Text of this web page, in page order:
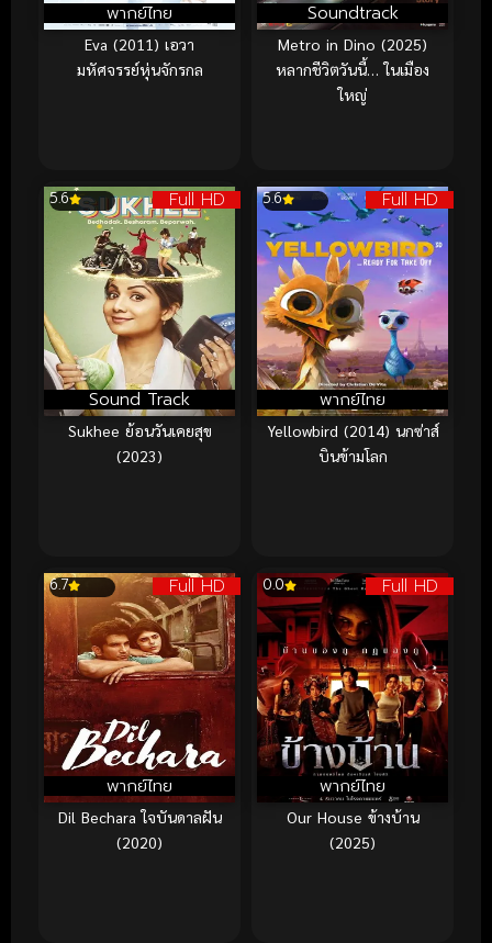
พากย์ไทย
Eva (2011) เอวา
มหัศจรรย์หุ่นจักรกล
Soundtrack
Metro in Dino (2025)
หลากชีวิตวันนี้… ในเมือง
ใหญ่
Full HD
Sound Track
5.6
Sukhee ย้อนวันเคยสุข
(2023)
Full HD
พากย์ไทย
5.6
Yellowbird (2014) นกซ่าส์
บินข้ามโลก
Full HD
พากย์ไทย
6.7
Dil Bechara ใจบันดาลฝัน
(2020)
Full HD
พากย์ไทย
0.0
Our House ข้างบ้าน
(2025)